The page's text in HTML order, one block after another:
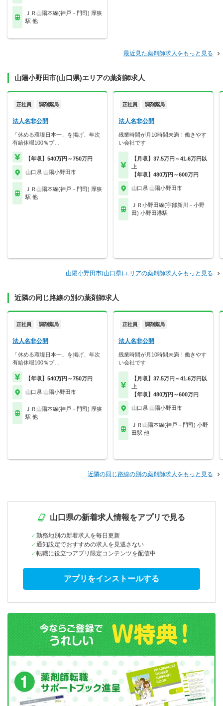
ＪＲ山陽本線(神戸－門司) 厚狭
駅 他
最近見た薬剤師求人をもっと見る
山陽小野田市(山口県)エリアの薬剤師求人
正社員 調剤薬局
法人名非公開
「休める環境日本一」を掲げ、年次
有給休暇100％プ…
【年収】540万円～750万円
山口県 山陽小野田市
ＪＲ山陽本線(神戸－門司) 厚狭
駅 他
正社員 調剤薬局
法人名非公開
残業時間が月10時間未満！働きやす
い会社です
【月収】37.5万円～41.6万円以
上
【年収】480万円～600万円
山口県 山陽小野田市
ＪＲ小野田線(宇部新川－小野
田) 小野田港駅
山陽小野田市(山口県)エリアの薬剤師求人をもっと見る
近隣の同じ路線の別の薬剤師求人
正社員 調剤薬局
法人名非公開
「休める環境日本一」を掲げ、年次
有給休暇100％プ…
【年収】540万円～750万円
山口県 山陽小野田市
ＪＲ山陽本線(神戸－門司) 厚狭
駅 他
正社員 調剤薬局
法人名非公開
残業時間が月10時間未満！働きやす
い会社です
【月収】37.5万円～41.6万円以
上
【年収】480万円～600万円
山口県 山陽小野田市
ＪＲ山陽本線(神戸－門司) 小野
田駅 他
近隣の同じ路線の別の薬剤師求人をもっと見る
山口県の新着求人情報をアプリで見る
勤務地別の新着求人を毎日更新
通知設定でおすすめの求人を見逃さない
転職に役立つアプリ限定コンテンツを配信中
アプリをインストールする